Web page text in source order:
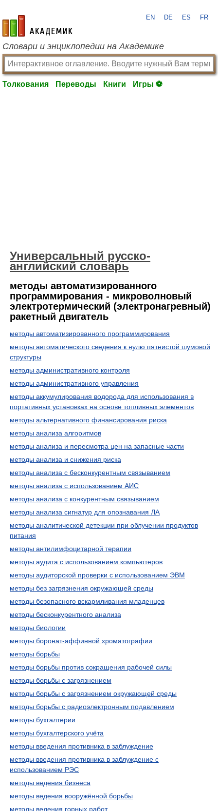
academic.ru
EN DE ES FR
Словари и энциклопедии на Академике
Толкования Переводы Книги Игры ⚽
Универсальный русско-
английский словарь
методы автоматизированного
программирования - микроволновый
электротермический (электронагревный)
ракетный двигатель
методы автоматизированного программирования
методы автоматического сведения к нулю пятнистой шумовой
структуры
методы административного контроля
методы административного управления
методы аккумулирования водорода для использования в
портативных установках на основе топливных элементов
методы альтернативного финансирования риска
методы анализа алгоритмов
методы анализа и пересмотра цен на запасные части
методы анализа и снижения риска
методы анализа с бесконкурентным связыванием
методы анализа с использованием АИС
методы анализа с конкурентным связыванием
методы анализа сигнатур для опознавания ЛА
методы аналитической детекции при облучении продуктов
питания
методы антилимфоцитарной терапии
методы аудита с использованием компьютеров
методы аудиторской проверки с использованием ЭВМ
методы без загрязнения окружающей среды
методы безопасного вскармливания младенцев
методы бесконкурентного анализа
методы биологии
методы боронат-аффинной хроматографии
методы борьбы
методы борьбы против сокращения рабочей силы
методы борьбы с загрязнением
методы борьбы с загрязнением окружающей среды
методы борьбы с радиоэлектронным подавлением
методы бухгалтерии
методы бухгалтерского учёта
методы введения противника в заблуждение
методы введения противника в заблуждение с
использованием РЭС
методы ведения бизнеса
методы ведения вооружённой борьбы
методы ведения горных работ